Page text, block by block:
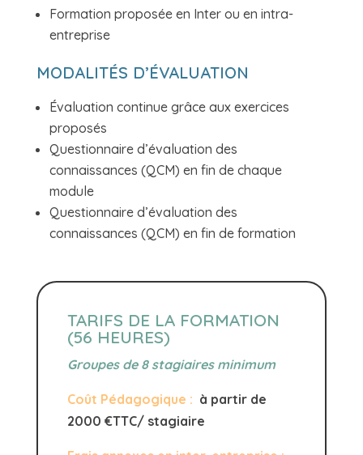
Formation proposée en Inter ou en intra-
entreprise
MODALITÉS D’ÉVALUATION
Évaluation continue grâce aux exercices
proposés
Questionnaire d’évaluation des
connaissances (QCM) en fin de chaque
module
Questionnaire d’évaluation des
connaissances (QCM) en fin de formation
TARIFS DE LA FORMATION
(56 HEURES)
Groupes de 8 stagiaires minimum
Coût Pédagogique : à partir de
2000 €TTC/ stagiaire